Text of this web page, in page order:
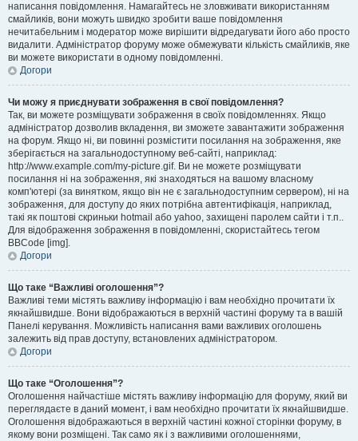
написання повідомлення. Намагайтесь не зловживати використанням
смайликів, вони можуть швидко зробити ваше повідомлення
нечитабельним і модератор може вирішити відредагувати його або просто
видалити. Адміністратор форуму може обмежувати кількість смайликів, яке
ви можете використати в одному повідомленні.
Догори
Чи можу я приєднувати зображення в свої повідомлення?
Так, ви можете розміщувати зображення в своїх повідомленнях. Якщо
адміністратор дозволив вкладення, ви зможете завантажити зображення
на форум. Якщо ні, ви повинні розмістити посилання на зображення, яке
зберігається на загальнодоступному веб-сайті, наприклад:
http://www.example.com/my-picture.gif. Ви не можете розміщувати
посилання ні на зображення, які знаходяться на вашому власному
комп'ютері (за винятком, якщо він не є загальнодоступним сервером), ні на
зображення, для доступу до яких потрібна автентифікація, наприклад,
такі як поштові скриньки hotmail або yahoo, захищені паролем сайти і т.п..
Для відображення зображення в повідомленні, скористайтесь тегом
BBCode [img].
Догори
Що таке “Важливі оголошення”?
Важливі теми містять важливу інформацію і вам необхідно прочитати їх
якнайшвидше. Вони відображаються в верхній частині форуму та в вашій
Панелі керування. Можливість написання вами важливих оголошень
залежить від прав доступу, встановлених адміністратором.
Догори
Що таке “Оголошення”?
Оголошення найчастіше містять важливу інформацію для форуму, який ви
переглядаєте в даний момент, і вам необхідно прочитати їх якнайшвидше.
Оголошення відображаються в верхній частині кожної сторінки форуму, в
якому вони розміщені. Так само як і з важливими оголошеннями,